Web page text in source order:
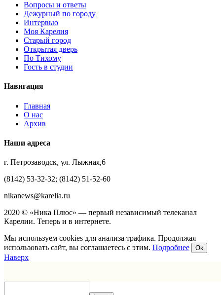
Вопросы и ответы
Дежурный по городу
Интервью
Моя Карелия
Старый город
Открытая дверь
По Тихому
Гость в студии
Навигация
Главная
О нас
Архив
Наши адреса
г. Петрозаводск, ул. Лыжная,6
(8142) 53-32-32; (8142) 51-52-60
nikanews@karelia.ru
2020 © «Ника Плюс» — первый независимый телеканал
Карелии. Теперь и в интернете.
Мы используем cookies для анализа трафика. Продолжая
использовать сайт, вы соглашаетесь с этим. Подробнее Ок
Наверх